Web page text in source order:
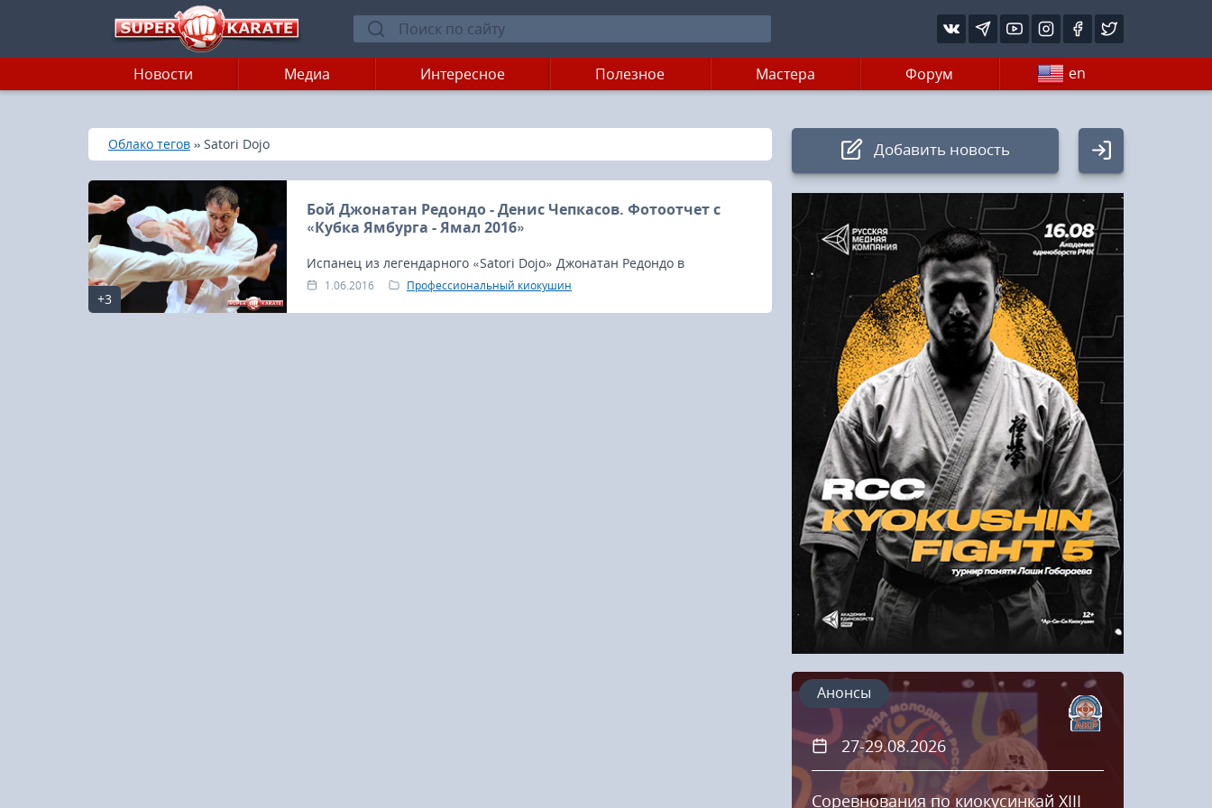
Новости Медиа Интересное Полезное Мастера Форум en
Главная
»
Облако тегов » Satori Dojo
+3
Бой Джонатан Редондо - Денис Чепкасов. Фотоотчет с
«Кубка Ямбурга - Ямал 2016»
Испанец из легендарного «Satori Dojo» Джонатан Редондо в
профессиональном поединке на «Кубке Ямбурга - Ямал 2016»
1.06.2016 Профессиональный киокушин
Добавить новость
Авторизация
Логин:
Пароль
Войти
Напомнить пароль
Регистрация
27-29.08.2026
Соревнования по киокусинкай XIII
Анонсы